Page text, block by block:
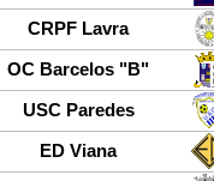
CRPF Lavra
OC Barcelos "B"
USC Paredes
ED Viana